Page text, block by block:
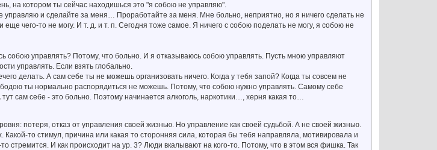
на котором ты сейчас находишься это "я собою не управляю".
и сделайте за меня… Проработайте за меня. Мне больно, неприятно, но я ничего сделать не
еще чего-то не могу. И т. д. и т. п. Сегодня тоже самое. Я ничего с собою поделать не могу, я собою не
собою управлять? Потому, что больно. И я отказываюсь собою управлять. Пусть мною управляют
управлять. Если взять глобально.
делать. А сам себе ты не можешь организовать ничего. Когда у тебя запой? Когда ты совсем не
ты нормально распорядиться не можешь. Потому, что собою нужно управлять. Самому себе
сам себе - это больно. Поэтому начинается алкоголь, наркотики…, херня какая то…
потеря, отказ от управления своей жизнью. Но управление как своей судьбой. А не своей жизнью.
Какой-то стимул, причина или какая то сторонняя сила, которая бы тебя направляла, мотивировала и
стремится. И как происходит на ур. 3? Люди вкалывают на кого-то. Потому, что в этом вся фишка. Так